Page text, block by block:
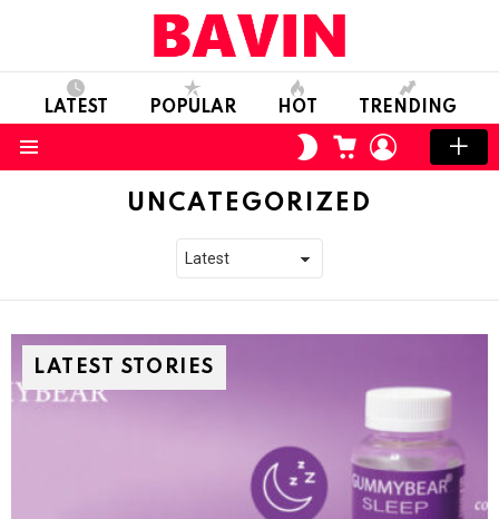
LATEST POPULAR HOT TRENDING
SWITCH
SKIN
CART LOGIN
UNCATEGORIZED
LATEST STORIES